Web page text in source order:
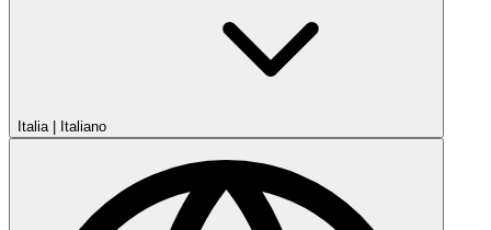
Italia| Italiano